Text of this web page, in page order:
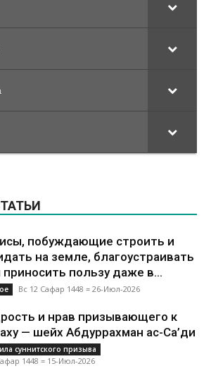
побуждающие строить и
на земле, благоустраивать
приносить пользу даже в...
Вс 12 Сафар 1448 = 26-Июл-2026
и нрав призывающего к
— шейх Абдуррахман ас-Са’ди
суннитского призыва
1448 = 15-Июл-2026